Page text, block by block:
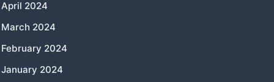
April 2024
March 2024
February 2024
January 2024